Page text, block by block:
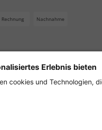
Rechnung Nachnahme